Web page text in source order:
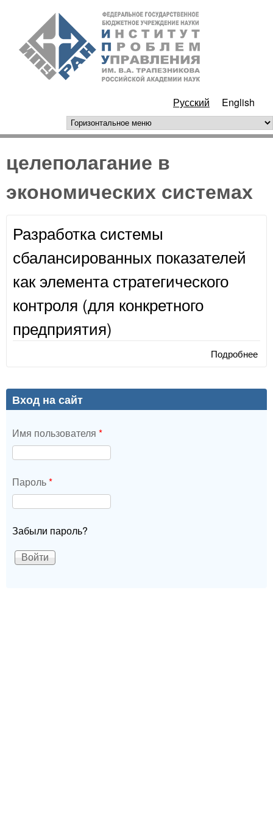
Перейти к основному
содержанию
РАН
Русский English
горизонтальное меню
целеполагание в
экономических системах
Разработка системы
сбалансированных показателей
как элемента стратегического
контроля (для конкретного
предприятия)
Подробнее
Вход на сайт
Имя пользователя *
Пароль*
Забыли пароль?